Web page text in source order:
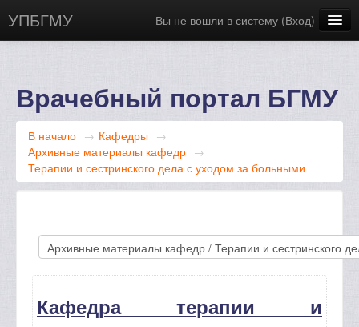
УПБГМУ Вы не вошли в систему (Вход)
Русский ‎(ru)‎
Врачебный портал БГМУ
В начало → Кафедры →
Архивные материалы кафедр →
Терапии и сестринского дела с уходом за больными
Кафедра терапии и